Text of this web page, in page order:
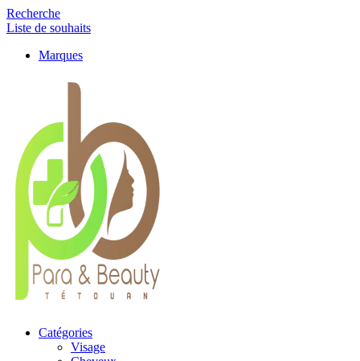
Recherche
Liste de souhaits
Marques
Catégories
Visage